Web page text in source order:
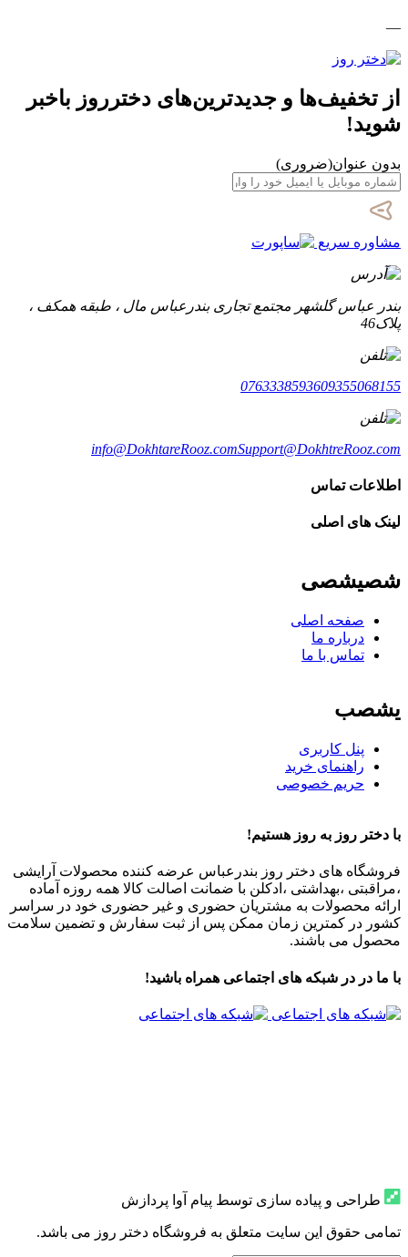
—
از تخفیف‌ها و جدیدترین‌های دخترروز باخبر
شوید!
بدون عنوان(ضروری)
مشاوره سریع
بندر عباس گلشهر مجتمع تجاری بندرعباس مال ، طبقه همکف ،
پلاک46
0763338593609355068155
info@DokhtareRooz.comSupport@DokhtreRooz.com
اطلاعات تماس
لینک های اصلی
شصیشصی
صفحه اصلی
درباره ما
تماس با ما
یشصب
پنل کاربری
راهنمای خرید
حریم خصوصی
با دختر روز به روز هستیم!
فروشگاه های دختر روز بندرعباس عرضه کننده محصولات آرایشی
،مراقبتی ،بهداشتی ،ادکلن با ضمانت اصالت کالا همه روزه آماده
ارائه محصولات به مشتریان حضوری و غیر حضوری خود در سراسر
کشور در کمترین زمان ممکن پس از ثبت سفارش و تضمین سلامت
محصول می باشند.
با ما در در شبکه های اجتماعی همراه باشید!
طراحی و پیاده سازی توسط پیام آوا پردازش
تمامی حقوق این سایت متعلق به فروشگاه دختر روز می باشد.